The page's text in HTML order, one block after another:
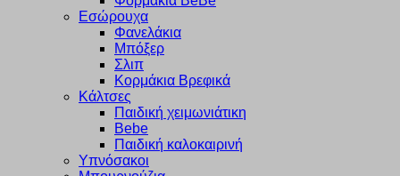
Εσώρουχα
Φανελάκια
Μπόξερ
Σλιπ
Κορμάκια Βρεφικά
Κάλτσες
Παιδική χειμωνιάτικη
Bebe
Παιδική καλοκαιρινή
Υπνόσακοι